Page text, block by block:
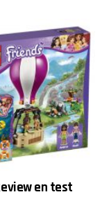
en test